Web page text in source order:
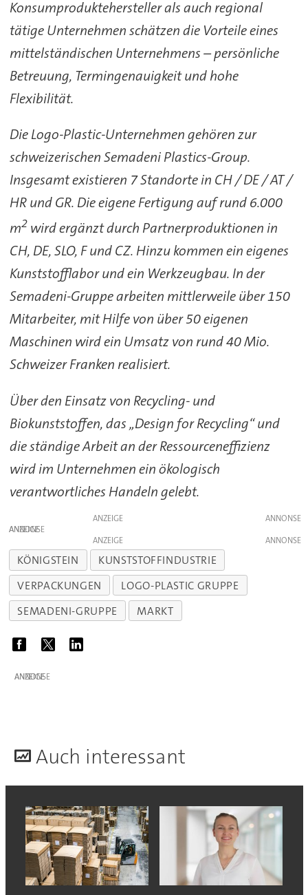
Konsumproduktehersteller als auch regional
tätige Unternehmen schätzen die Vorteile eines
mittelständischen Unternehmens – persönliche
Betreuung, Termingenauigkeit und hohe
Flexibilität.
Die Logo-Plastic-Unternehmen gehören zur
schweizerischen Semadeni Plastics-Group.
Insgesamt existieren 7 Standorte in CH / DE / AT /
HR und GR. Die eigene Fertigung auf rund 6.000
m2wird ergänzt durch Partnerproduktionen in
CH, DE, SLO, F und CZ. Hinzu kommen ein eigenes
Kunststofflabor und ein Werkzeugbau. In der
Semadeni-Gruppe arbeiten mittlerweile über 150
Mitarbeiter, mit Hilfe von über 50 eigenen
Maschinen wird ein Umsatz von rund 40 Mio.
Schweizer Franken realisiert.
Über den Einsatz von Recycling- und
Biokunststoffen, das „Design for Recycling“ und
die ständige Arbeit an der Ressourceneffizienz
wird im Unternehmen ein ökologisch
verantwortliches Handeln gelebt.
ANZEIGE
ANZEIGE
ANZEIGE
KÖNIGSTEIN
KUNSTSTOFFINDUSTRIE
VERPACKUNGEN
LOGO-PLASTIC GRUPPE
SEMADENI-GRUPPE
MARKT
ANZEIGE
Auch interessant